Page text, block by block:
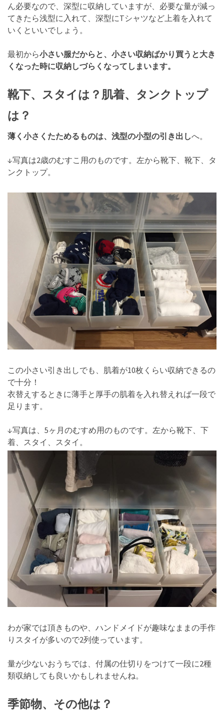
ん必要なので、深型に収納していますが、必要な量が減っ
てきたら浅型に入れて、深型にTシャツなど上着を入れて
いくといいでしょう。
最初から小さい服だからと、小さい収納ばかり買うと大き
くなった時に収納しづらくなってしまいます。
靴下、スタイは？肌着、タンクトップ
は？
薄く小さくたためるものは、浅型の小型の引き出しへ。
↓写真は2歳のむすこ用のものです。左から靴下、靴下、タ
ンクトップ。
この小さい引き出しでも、肌着が10枚くらい収納できるの
で十分！
衣替えするときに薄手と厚手の肌着を入れ替えれば一段で
足ります。
↓写真は、5ヶ月のむすめ用のものです。左から靴下、下
着、スタイ、スタイ。
わが家では頂きものや、ハンドメイドが趣味なままの手作
りスタイが多いので2列使っています。
量が少ないおうちでは、付属の仕切りをつけて一段に2種
類収納しても良いかもしれませんね。
季節物、その他は？